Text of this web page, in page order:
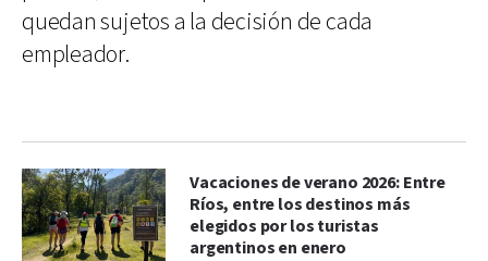
quedan sujetos a la decisión de cada
empleador.
Vacaciones de verano 2026: Entre
Ríos, entre los destinos más
elegidos por los turistas
argentinos en enero